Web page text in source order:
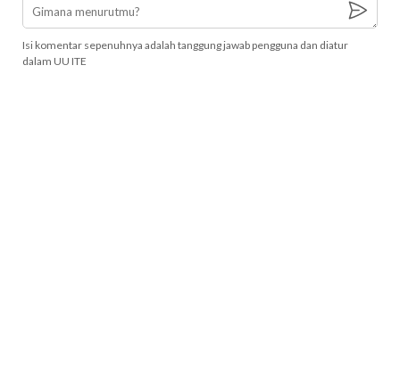
Isi komentar sepenuhnya adalah tanggung jawab pengguna dan diatur
dalam UU ITE